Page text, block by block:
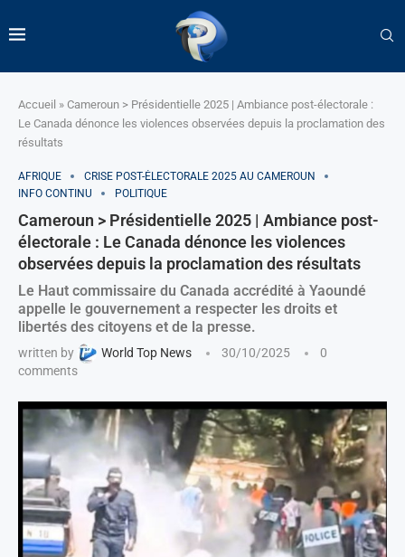
Accueil » Cameroun > Présidentielle 2025 | Ambiance post-électorale :
Le Canada dénonce les violences observées depuis la proclamation des
résultats
AFRIQUE
CRISE POST-ÉLECTORALE 2025 AU CAMEROUN
INFO CONTINU
POLITIQUE
Cameroun > Présidentielle 2025 | Ambiance post-
électorale : Le Canada dénonce les violences
observées depuis la proclamation des résultats
Le Haut commissaire du Canada accrédité à Yaoundé
appelle le gouvernement a respecter les droits et
libertés des citoyens et de la presse.
written by World Top News 30/10/2025
0
comments